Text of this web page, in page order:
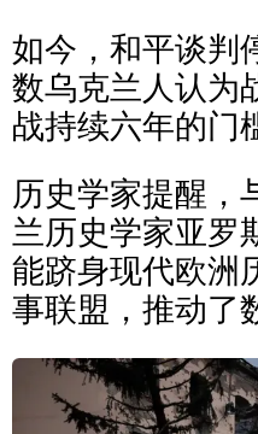
如今，和平谈判
数乌克兰人认
战持续六年的门
历史学家提醒，
兰历史学家亚罗
能跻身现代欧洲
事联盟，推动了